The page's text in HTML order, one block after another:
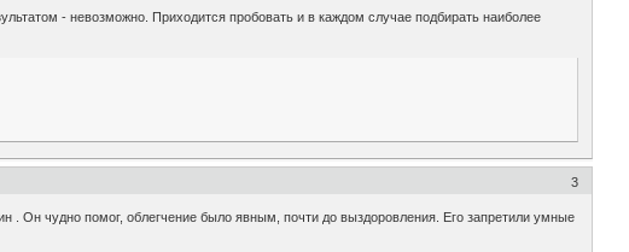
- невозможно. Приходится пробовать и в каждом случае подбирать наиболее
3
. Он чудно помог, облегчение было явным, почти до выздоровления. Его запретили умные